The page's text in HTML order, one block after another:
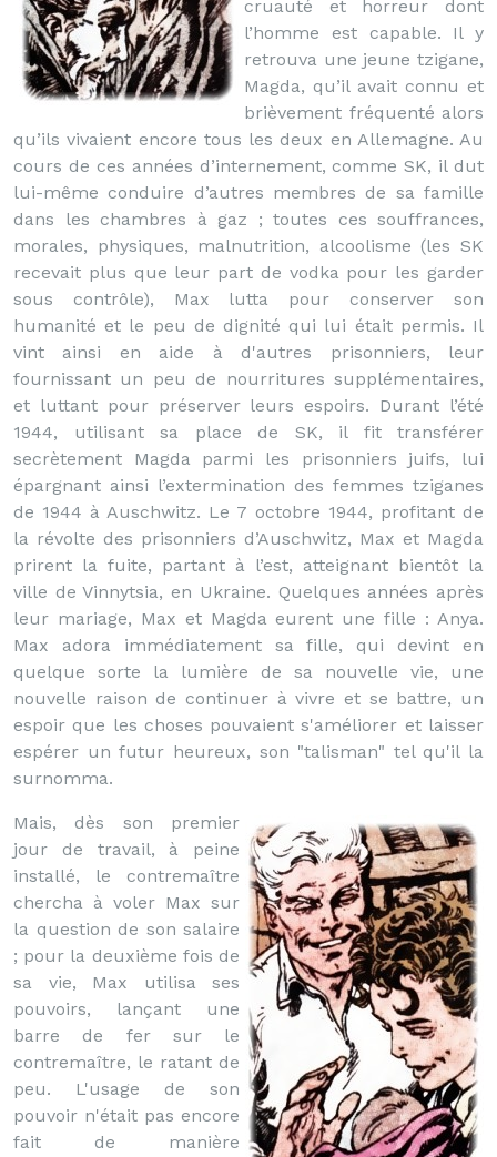
cruauté et horreur dont
l’homme est capable. Il y
retrouva une jeune tzigane,
Magda, qu’il avait connu et
brièvement fréquenté alors
qu’ils vivaient encore tous les deux en Allemagne. Au
cours de ces années d’internement, comme SK, il dut
lui-même conduire d’autres membres de sa famille
dans les chambres à gaz ; toutes ces souffrances,
morales, physiques, malnutrition, alcoolisme (les SK
recevait plus que leur part de vodka pour les garder
sous contrôle), Max lutta pour conserver son
humanité et le peu de dignité qui lui était permis. Il
vint ainsi en aide à d'autres prisonniers, leur
fournissant un peu de nourritures supplémentaires,
et luttant pour préserver leurs espoirs. Durant l’été
1944, utilisant sa place de SK, il fit transférer
secrètement Magda parmi les prisonniers juifs, lui
épargnant ainsi l’extermination des femmes tziganes
de 1944 à Auschwitz. Le 7 octobre 1944, profitant de
la révolte des prisonniers d’Auschwitz, Max et Magda
prirent la fuite, partant à l’est, atteignant bientôt la
ville de Vinnytsia, en Ukraine. Quelques années après
leur mariage, Max et Magda eurent une fille : Anya.
Max adora immédiatement sa fille, qui devint en
quelque sorte la lumière de sa nouvelle vie, une
nouvelle raison de continuer à vivre et se battre, un
espoir que les choses pouvaient s'améliorer et laisser
espérer un futur heureux, son "talisman" tel qu'il la
surnomma.
Mais, dès son premier
jour de travail, à peine
installé, le contremaître
chercha à voler Max sur
la question de son salaire
; pour la deuxième fois de
sa vie, Max utilisa ses
pouvoirs, lançant une
barre de fer sur le
contremaître, le ratant de
peu. L'usage de son
pouvoir n'était pas encore
fait de manière